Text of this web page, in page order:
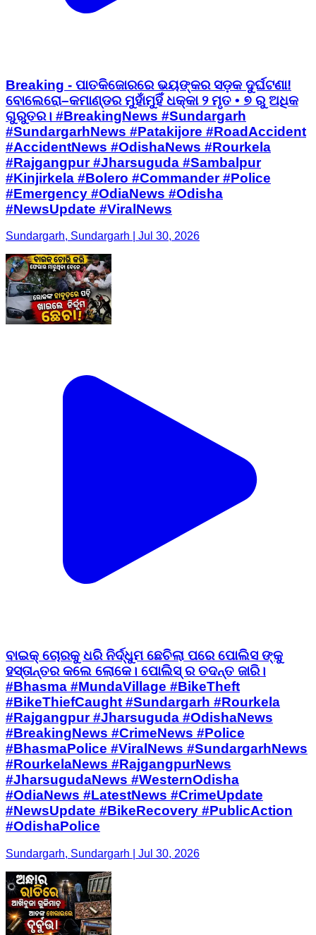
Breaking - ପାତକିଜୋରରେ ଭୟଙ୍କର ସଡ଼କ ଦୁର୍ଘଟଣା!
ବୋଲେରୋ–କମାଣ୍ଡର ମୁହାଁମୁହିଁ ଧକ୍କା ୨ ମୃତ • ୭ ରୁ ଅଧିକ
ଗୁରୁତର। #BreakingNews #Sundargarh
#SundargarhNews #Patakijore #RoadAccident
#AccidentNews #OdishaNews #Rourkela
#Rajgangpur #Jharsuguda #Sambalpur
#Kinjirkela #Bolero #Commander #Police
#Emergency #OdiaNews #Odisha
#NewsUpdate #ViralNews
Sundargarh, Sundargarh | Jul 30, 2026
ବାଇକ୍ ଚୋରକୁ ଧରି ନିର୍ଦ୍ଧୁମ ଛେଚିଲା ପରେ ପୋଲିସ ଙ୍କୁ
ହସ୍ତାନ୍ତର କଲେ ଲୋକେ। ପୋଲିସ୍ ର ତଦନ୍ତ ଜାରି।
#Bhasma #MundaVillage #BikeTheft
#BikeThiefCaught #Sundargarh #Rourkela
#Rajgangpur #Jharsuguda #OdishaNews
#BreakingNews #CrimeNews #Police
#BhasmaPolice #ViralNews #SundargarhNews
#RourkelaNews #RajgangpurNews
#JharsugudaNews #WesternOdisha
#OdiaNews #LatestNews #CrimeUpdate
#NewsUpdate #BikeRecovery #PublicAction
#OdishaPolice
Sundargarh, Sundargarh | Jul 30, 2026